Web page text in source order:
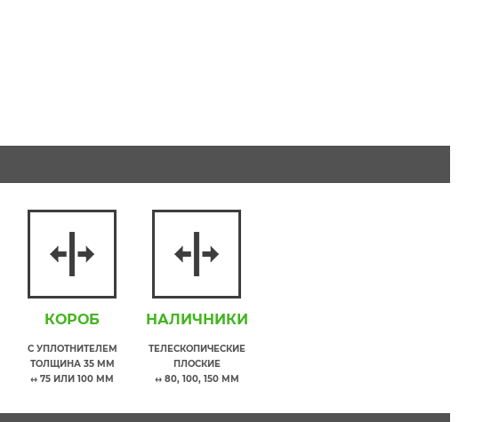
КОРОБ
С УПЛОТНИТЕЛЕМ
ТОЛЩИНА 35 ММ
↔ 75 ИЛИ 100 ММ
НАЛИЧНИКИ
ТЕЛЕСКОПИЧЕСКИЕ
ПЛОСКИЕ
↔ 80, 100, 150 ММ